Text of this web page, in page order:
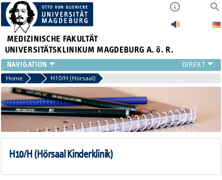
MEDIZINISCHE FAKULTÄT
UNIVERSITÄTSKLINIKUM MAGDEBURG A. ö. R.
INSTITUTE
KLINIKEN
ZENTRALE EINRICHTUNGEN
FORSCHUNG
ÜBER UNS
INTERNATIONAL
Home HörsäleH10/H (Hörsaal)
H10/H (Hörsaal Kinderklinik)